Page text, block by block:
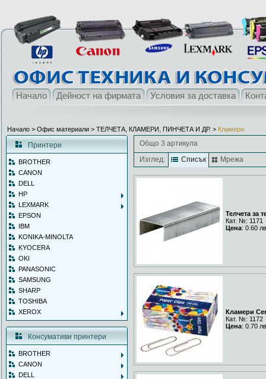
Начало Дейност на фирмата Условия за доставка
Начало > Офис материали > ТЕЛЧЕТА, КЛАМЕРИ, ПИНЧЕТА И ДР. > Кламери
Принтери
BROTHER
CANON
DELL
HP
LEXMARK
EPSON
IBM
KONIKA-MINOLTA
KYOCERA
OKI
PANASONIC
SAMSUNG
SHARP
TOSHIBA
XEROX
Консумативи принтери
BROTHER
CANON
DELL
Общо 3 артикула
Изглед:
Списък Мрежа
Телчета за
Кат. №: 1171
Цена: 0.60
Кламери
Кат. №: 1172
Цена: 0.70